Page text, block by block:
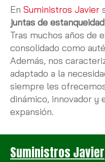
En Suministros Javier
juntas de
Tras muchos años de
consolidado como
Además, nos
adaptado a la
siempre les
dinámico, innovador y
expansión.
Suministros Javier